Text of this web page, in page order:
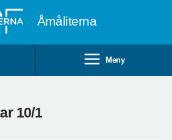
Åmåliterna
Meny
10/1